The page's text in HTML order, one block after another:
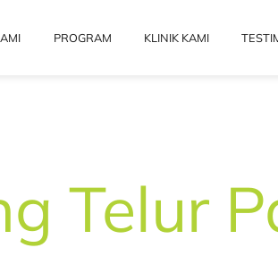
PROGRAM KLINIK KAMI
Telur